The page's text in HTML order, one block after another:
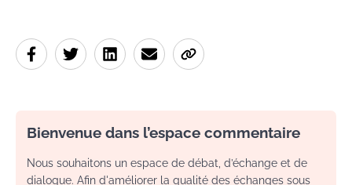
Bienvenue dans l’espace commentaire
Nous souhaitons un espace de débat, d’échange et de
dialogue. Afin d'améliorer la qualité des échanges sous